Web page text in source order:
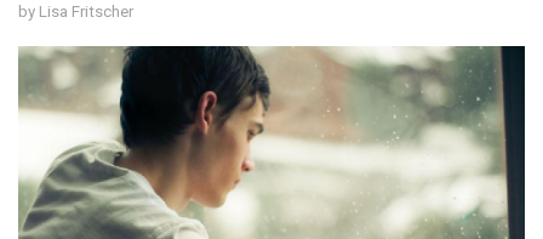
by Lisa Fritscher